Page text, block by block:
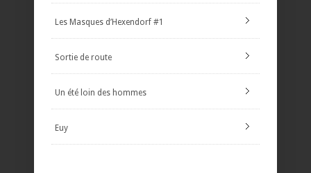
Les Masques d’Hexendorf #1
Sortie de route
Un été loin des hommes
Euy